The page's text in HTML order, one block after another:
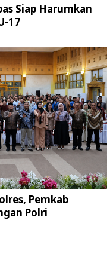
Siap Harumkan
17
Pemkab
Polri